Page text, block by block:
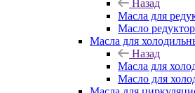
Назад
Масла для
Масло
Масла для
Назад
Масла для
Масло для